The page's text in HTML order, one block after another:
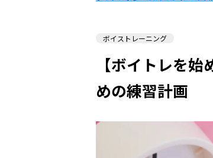
ボイストレーニング
【ボイトレを
めの練習計画